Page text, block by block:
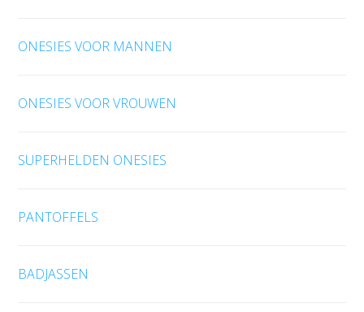
ONESIES VOOR MANNEN
ONESIES VOOR VROUWEN
SUPERHELDEN ONESIES
PANTOFFELS
BADJASSEN